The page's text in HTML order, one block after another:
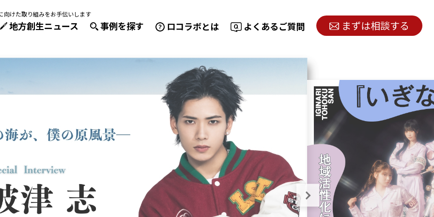
向けた取り組みをお手伝いします
地方創生ニュース 事例を探す ロコラボとは よくあるご質問 まずは相談する